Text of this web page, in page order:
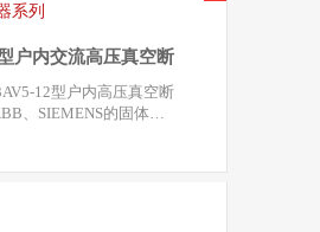
系列
户内交流高压真空断
、SIEMENS的固体固